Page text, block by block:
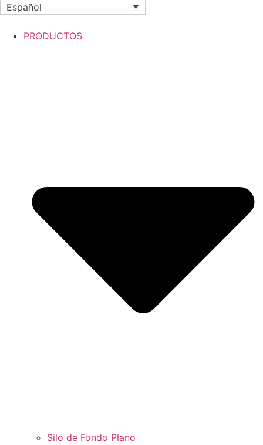
Español
PRODUCTOS
Silo de Fondo Plano